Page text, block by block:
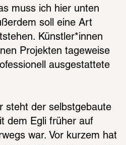
muss ich hier unten
soll eine Art
Künstler*innen
Projekten tageweise
ausgestattete
steht der selbstgebaute
dem Egli früher auf
war. Vor kurzem hat